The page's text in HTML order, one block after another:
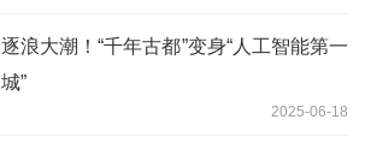
逐浪大潮！“千年古都”变身“人工智能第一
城”
2025-06-18